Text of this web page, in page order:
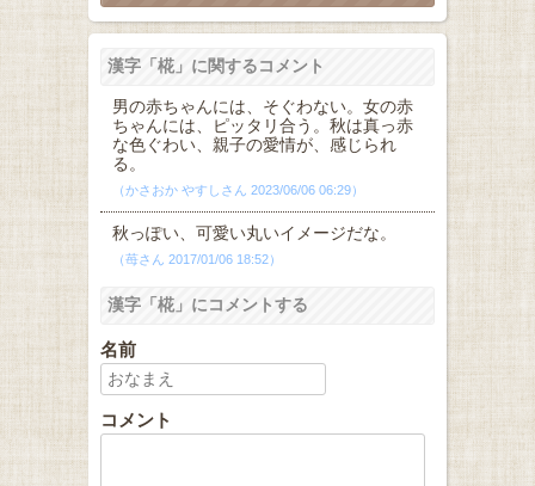
漢字「椛」に関するコメント
男の赤ちゃんには、そぐわない。女の赤
ちゃんには、ピッタリ合う。秋は真っ赤
な色ぐわい、親子の愛情が、感じられ
る。
（かさおか やすしさん 2023/06/06 06:29）
秋っぽい、可愛い丸いイメージだな。
（苺さん 2017/01/06 18:52）
漢字「椛」にコメントする
名前
コメント